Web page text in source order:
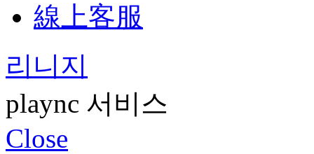
線上客服
리니지
plaync 서비스
Close